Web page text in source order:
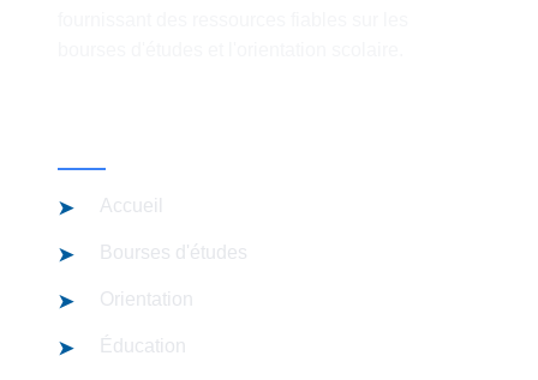
Accueil
Bourses d'études
Orientation
Éducation